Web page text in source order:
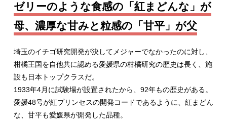
ゼリーのような食感の「紅まどんな」が
母、濃厚な甘みと粒感の「甘平」が父
埼玉のイチゴ研究開発が決してメジャーでなかったのに対し、
柑橘王国を自他共に認める愛媛県の柑橘研究の歴史は長く、施
設も日本トップクラスだ。
1933年4月に試験場が設置されたから、92年もの歴史がある。
愛媛48号が紅プリンセスの開発コードであるように、紅まどん
な、甘平も愛媛県が開発した品種。